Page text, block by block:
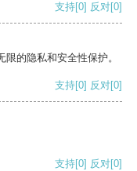
支持[0] 反对[0]
的隐私和安全性保护。
支持[0] 反对[0]
支持[0] 反对[0]